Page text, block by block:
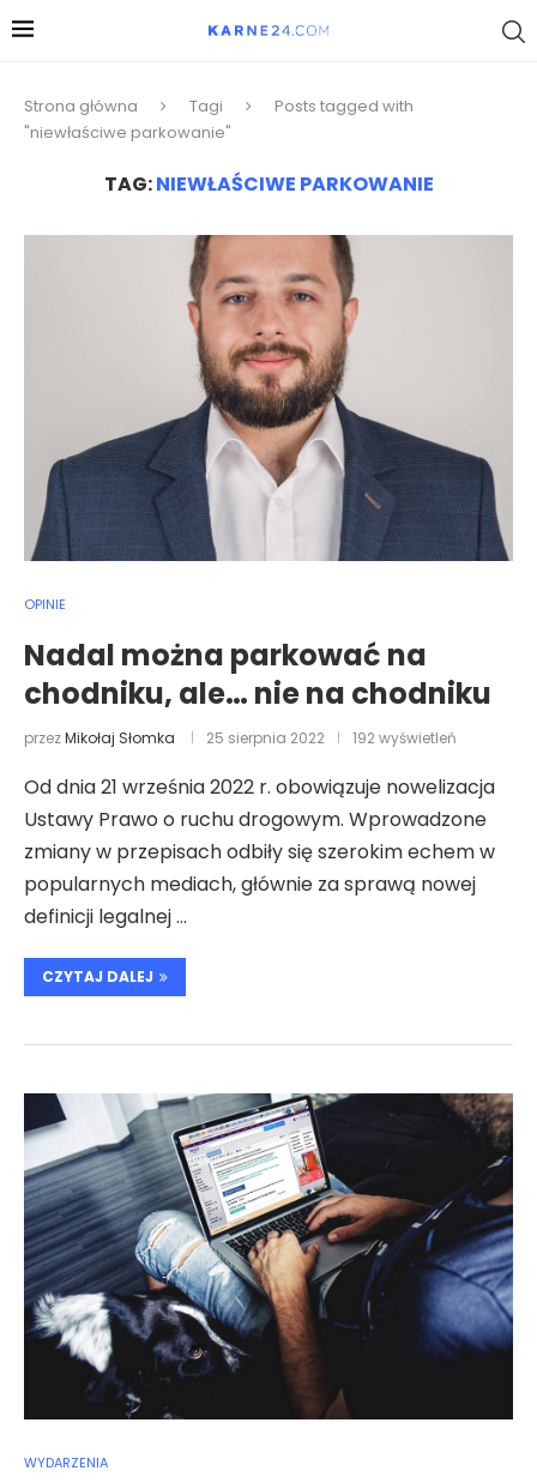
Strona główna Tagi
Posts tagged with
"niewłaściwe parkowanie"
TAG:NIEWŁAŚCIWE PARKOWANIE
OPINIE
Nadal można parkować na
chodniku, ale… nie na chodniku
przezMikołaj Słomka 25 sierpnia 2022 192 wyświetleń
Od dnia 21 września 2022 r. obowiązuje nowelizacja
Ustawy Prawo o ruchu drogowym. Wprowadzone
zmiany w przepisach odbiły się szerokim echem w
popularnych mediach, głównie za sprawą nowej
definicji legalnej …
CZYTAJ DALEJ
WYDARZENIA